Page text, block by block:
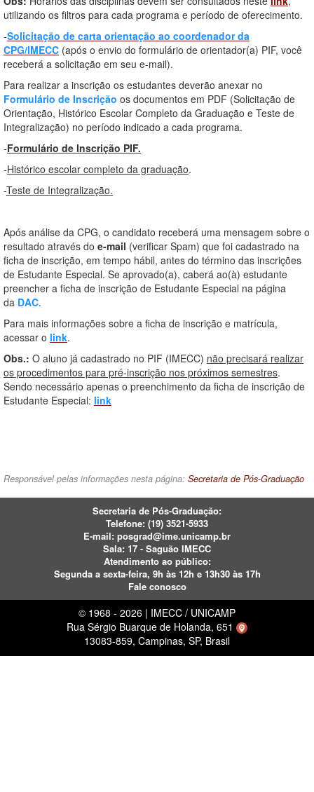
utilizando os filtros para cada programa e período de oferecimento.
-Solicitação de carta orientação ao coordenador da
CPG/IMECC (após o envio do formulário de orientador(a) PIF, você
receberá a solicitação em seu e-mail).
Para realizar a inscrição os estudantes deverão anexar no
Formulário de Inscrição os documentos em PDF (Solicitação de
Orientação, Histórico Escolar Completo da Graduação e Teste de
Integralização) no período indicado a cada programa.
-Formulário de Inscrição PIF.
-Histórico escolar completo da graduação.
-Teste de Integralização.
Após análise da CPG, o candidato receberá uma mensagem sobre o
resultado através do e-mail (verificar Spam) que foi cadastrado na
ficha de inscrição, em tempo hábil, antes do término das inscrições
de Estudante Especial. Se aprovado(a), caberá ao(à) estudante
preencher a ficha de inscrição de Estudante Especial na página
da DAC.
Para mais informações sobre a ficha de inscrição e matrícula,
acessar o link.
Obs.: O aluno já cadastrado no PIF (IMECC) não precisará realizar
os procedimentos para pré-inscrição nos próximos semestres.
Sendo necessário apenas o preenchimento da ficha de inscrição de
Estudante Especial: link
Responsável pelas informações nesta página: Secretaria de Pós-Graduação
Secretaria de Pós-Graduação:
Telefone: (19) 3521-5933
E-mail: posgrad@ime.unicamp.br
Sala: 17 - Saguão IMECC
Atendimento ao público:
Segunda a sexta-feira, 9h às 12h e 13h30 às 17h
Fale conosco
© 1968 - 2026 | IMECC / UNICAMP
Rua Sérgio Buarque de Holanda, 651
13083-859, Campinas, SP, Brasil